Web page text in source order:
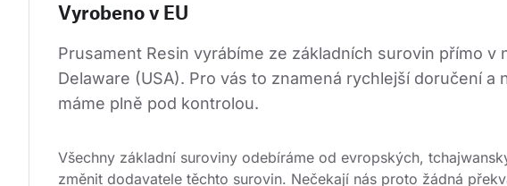
Vyrobeno v EU
Prusament Resin vyrábíme ze základních surovin přímo
Delaware (USA). Pro vás to znamená rychlejší doručení
máme plně pod kontrolou.
Všechny základní suroviny odebíráme od evropských,
změnit dodavatele těchto surovin. Nečekají nás proto žádná